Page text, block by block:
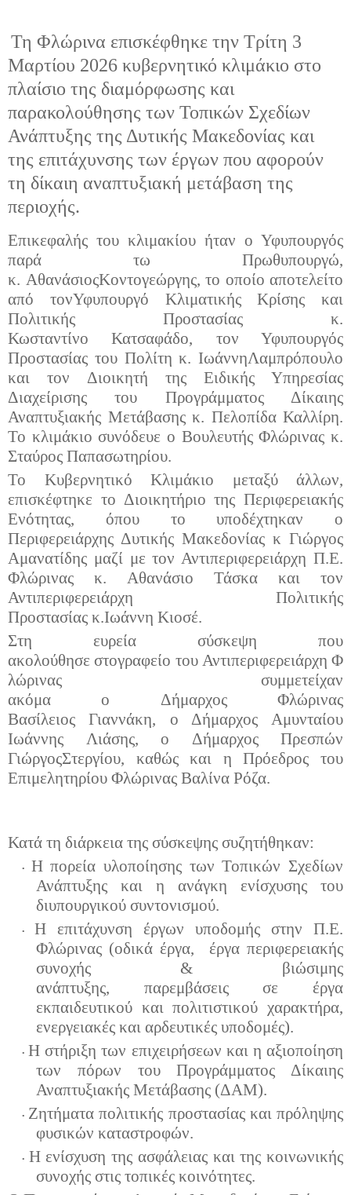
Τη Φλώρινα επισκέφθηκε την Τρίτη 3
Μαρτίου 2026 κυβερνητικό κλιμάκιο στο
πλαίσιο της διαμόρφωσης και
παρακολούθησης των Τοπικών Σχεδίων
Ανάπτυξης της Δυτικής Μακεδονίας και
της επιτάχυνσης των έργων που αφορούν
τη δίκαιη αναπτυξιακή μετάβαση της
περιοχής.
Επικεφαλής του κλιμακίου ήταν ο Υφυπουργός
παρά τω Πρωθυπουργώ,
κ. ΑθανάσιοςΚοντογεώργης, το οποίο αποτελείτο
από τονΥφυπουργό Κλιματικής Κρίσης και
Πολιτικής Προστασίας κ.
Κωσταντίνο Κατσαφάδο, τον Υφυπουργός
Προστασίας του Πολίτη κ. ΙωάννηΛαμπρόπουλο
και τον Διοικητή της Ειδικής Υπηρεσίας
Διαχείρισης του Προγράμματος Δίκαιης
Αναπτυξιακής Μετάβασης κ. Πελοπίδα Καλλίρη.
Το κλιμάκιο συνόδευε ο Βουλευτής Φλώρινας κ.
Σταύρος Παπασωτηρίου.
Το Κυβερνητικό Κλιμάκιο μεταξύ άλλων,
επισκέφτηκε το Διοικητήριο της Περιφερειακής
Ενότητας, όπου το υποδέχτηκαν ο
Περιφερειάρχης Δυτικής Μακεδονίας κ Γιώργος
Αμανατίδης μαζί με τον Αντιπεριφερειάρχη Π.Ε.
Φλώρινας κ. Αθανάσιο Τάσκα και τον
Αντιπεριφερειάρχη Πολιτικής
Προστασίας κ.Ιωάννη Κιοσέ.
Στη ευρεία σύσκεψη που
ακολούθησε στογραφείο τουΑντιπεριφερειάρχη Φ
λώρινας συμμετείχαν
ακόμα
ο ΔήμαρχοςΦλώρινας
Βασίλειος Γιαννάκη, ο ΔήμαρχοςΑμυνταίου
Ιωάννης Λιάσης, ο Δήμαρχος Πρεσπών
ΓιώργοςΣτεργίου, καθώς και η Πρόεδρος του
Επιμελητηρίου Φλώρινας Βαλίνα Ρόζα.
Κατά τη διάρκεια της σύσκεψης συζητήθηκαν:
• Η πορεία υλοποίησης των Τοπικών Σχεδίων
Ανάπτυξης και η ανάγκη ενίσχυσης του
διυπουργικού συντονισμού.
• Η επιτάχυνση έργων υποδομής στην Π.Ε.
Φλώρινας (οδικά έργα, έργα περιφερειακής
συνοχής & βιώσιμης
ανάπτυξης, παρεμβάσειςσε έργα
εκπαιδευτικού και πολιτιστικού χαρακτήρα,
ενεργειακές και αρδευτικές υποδομές).
•Η στήριξη των επιχειρήσεων και η αξιοποίηση
των πόρων του Προγράμματος Δίκαιης
Αναπτυξιακής Μετάβασης (ΔΑΜ).
• Ζητήματα πολιτικής προστασίας και πρόληψης
φυσικών καταστροφών.
• Η ενίσχυση της ασφάλειας και της κοινωνικής
συνοχής στις τοπικές κοινότητες.